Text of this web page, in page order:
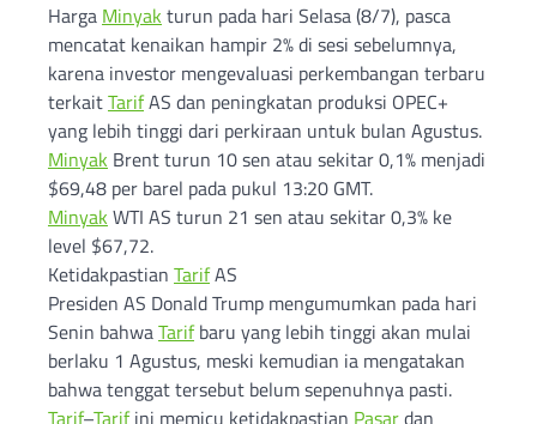
Harga Minyak turun pada hari Selasa (8/7), pasca
mencatat kenaikan hampir 2% di sesi sebelumnya,
karena investor mengevaluasi perkembangan terbaru
terkaitTarifAS dan peningkatan produksi OPEC+
yang lebih tinggi dari perkiraan untuk bulan Agustus.
Minyak Brent turun 10 sen atau sekitar 0,1% menjadi
$69,48 per barel pada pukul 13:20 GMT.
Minyak WTI AS turun 21 sen atau sekitar 0,3% ke
level $67,72.
Ketidakpastian TarifAS
Presiden AS Donald Trump mengumumkan pada hari
Senin bahwaTarifbaru yang lebih tinggi akan mulai
berlaku 1 Agustus, meski kemudian ia mengatakan
bahwa tenggat tersebut belum sepenuhnya pasti.